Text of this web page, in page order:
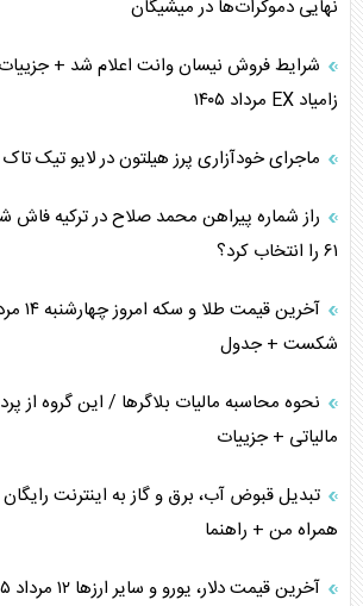
ترامپ و توهم خلع سلاح حماس
چرا کویت به دنبال شریک امنیتی جدید است؟
اعتراف غرب به قدرت ایران در تثبیت معادلات
خطای راهبردی ترامپ مقابل برزیل
نهایی دموکرات‌ها در میشیگان
شرایط فروش نیسان وانت اعلام شد + جزییات
زامیاد EX مرداد ۱۴۰۵
ماجرای خودآزاری پرز هیلتون در لایو تیک تاک
راز شماره پیراهن محمد صلاح در ترکیه فاش
۶۱ را انتخاب کرد؟
شکست + جدول
نحوه محاسبه مالیات بلاگر‌ها / این گروه از
مالیاتی + جزییات
تبدیل قبوض آب، برق و گاز به اینترنت
همراه من + راهنما
آخرین قیمت دلار، یورو و سایر ارز‌ها ۱۲ مرداد ۱۴۰۵ / جدول